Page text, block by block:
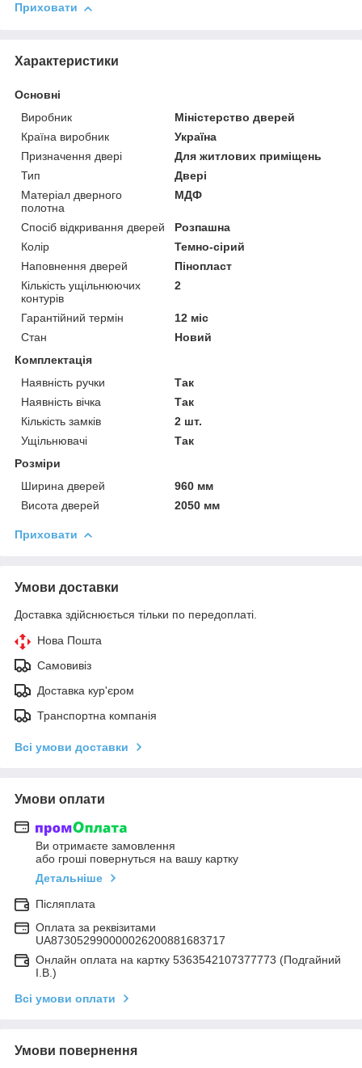
Приховати
Характеристики
Основні
Виробник
Міністерство дверей
Країна виробник
Україна
Призначення двері
Для житлових приміщень
Тип
Двері
Матеріал дверного
полотна
МДФ
Спосіб відкривання дверей
Розпашна
Колір
Темно-сірий
Наповнення дверей
Пінопласт
Кількість ущільнюючих
контурів
2
Гарантійний термін
12 міс
Стан
Новий
Комплектація
Наявність ручки
Так
Наявність вічка
Так
Кількість замків
2 шт.
Ущільнювачі
Так
Розміри
Ширина дверей
960 мм
Висота дверей
2050 мм
Приховати
Умови доставки
Доставка здійснюється тільки по передоплаті.
Нова Пошта
Самовивіз
Доставка кур'єром
Транспортна компанія
Всі умови доставки
Умови оплати
Ви отримаєте замовлення
або гроші повернуться на вашу картку
Детальніше
Післяплата
Оплата за реквізитами
UA873052990000026200881683717
Онлайн оплата на картку 5363542107377773 (Подгайний
І.В.)
Всі умови оплати
Умови повернення